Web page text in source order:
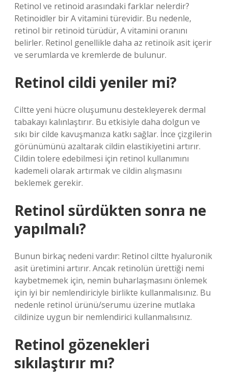
Retinol ve retinoid arasındaki farklar nelerdir?
Retinoidler bir A vitamini türevidir. Bu nedenle,
retinol bir retinoid türüdür, A vitamini oranını
belirler. Retinol genellikle daha az retinoik asit içerir
ve serumlarda ve kremlerde de bulunur.
Retinol cildi yeniler mi?
Ciltte yeni hücre oluşumunu destekleyerek dermal
tabakayı kalınlaştırır. Bu etkisiyle daha dolgun ve
sıkı bir cilde kavuşmanıza katkı sağlar. İnce çizgilerin
görünümünü azaltarak cildin elastikiyetini artırır.
Cildin tolere edebilmesi için retinol kullanımını
kademeli olarak artırmak ve cildin alışmasını
beklemek gerekir.
Retinol sürdükten sonra ne
yapılmalı?
Bunun birkaç nedeni vardır: Retinol ciltte hyaluronik
asit üretimini artırır. Ancak retinolün ürettiği nemi
kaybetmemek için, nemin buharlaşmasını önlemek
için iyi bir nemlendiriciyle birlikte kullanmalısınız. Bu
nedenle retinol ürünü/serumu üzerine mutlaka
cildinize uygun bir nemlendirici kullanmalısınız.
Retinol gözenekleri
sıkılaştırır mı?